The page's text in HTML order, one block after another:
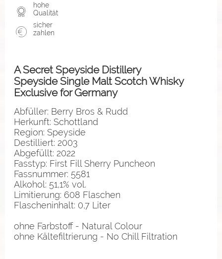
hohe
Qualität
sicher
zahlen
A Secret Speyside Distillery
Speyside Single Malt Scotch Whisky
Exclusive for Germany
Abfüller: Berry Bros & Rudd
Herkunft: Schottland
Region: Speyside
Destilliert: 2003
Abgefüllt: 2022
Fasstyp: First Fill Sherry Puncheon
Fassnummer: 5581
Alkohol: 51,1% vol.
Limitierung: 608 Flaschen
Flascheninhalt: 0,7 Liter
ohne Farbstoff - Natural Colour
ohne Kältefiltrierung - No Chill Filtration